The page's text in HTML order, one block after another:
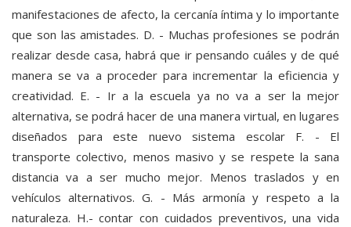
manifestaciones de afecto, la cercanía íntima y lo importante
que son las amistades. D. - Muchas profesiones se podrán
realizar desde casa, habrá que ir pensando cuáles y de qué
manera se va a proceder para incrementar la eficiencia y
creatividad. E. - Ir a la escuela ya no va a ser la mejor
alternativa, se podrá hacer de una manera virtual, en lugares
diseñados para este nuevo sistema escolar F. - El
transporte colectivo, menos masivo y se respete la sana
distancia va a ser mucho mejor. Menos traslados y en
vehículos alternativos. G. - Más armonía y respeto a la
naturaleza. H.- contar con cuidados preventivos, una vida